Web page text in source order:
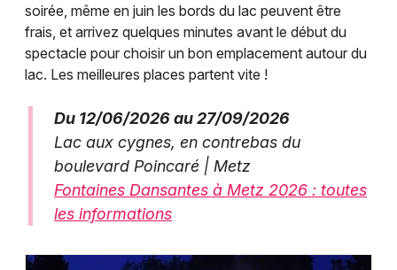
soirée, même en juin les bords du lac peuvent être
frais, et arrivez quelques minutes avant le début du
spectacle pour choisir un bon emplacement autour du
lac. Les meilleures places partent vite !
Du 12/06/2026 au 27/09/2026
Lac aux cygnes, en contrebas du
boulevard Poincaré | Metz
Fontaines Dansantes à Metz 2026 : toutes
les informations